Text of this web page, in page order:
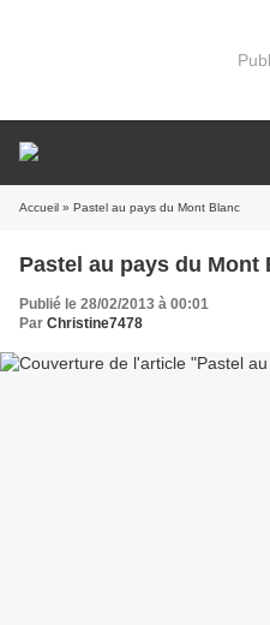
Accueil » Pastel au pays du Mont Blanc
Pastel au pays du Mont
Publié le 28/02/2013 à 00:01
Par Christine7478